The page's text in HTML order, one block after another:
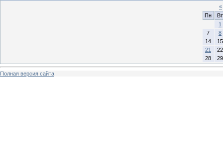
«
Пн
Вт
1
7
8
14
15
21
22
28
29
Полная версия сайта